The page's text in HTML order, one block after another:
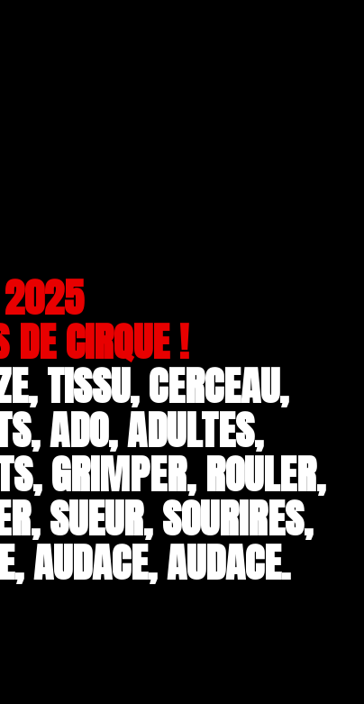
CIRQUE !
TISSU, CERCEAU,
ADO, ADULTES,
GRIMPER, ROULER,
SUEUR, SOURIRES,
AUDACE, AUDACE.